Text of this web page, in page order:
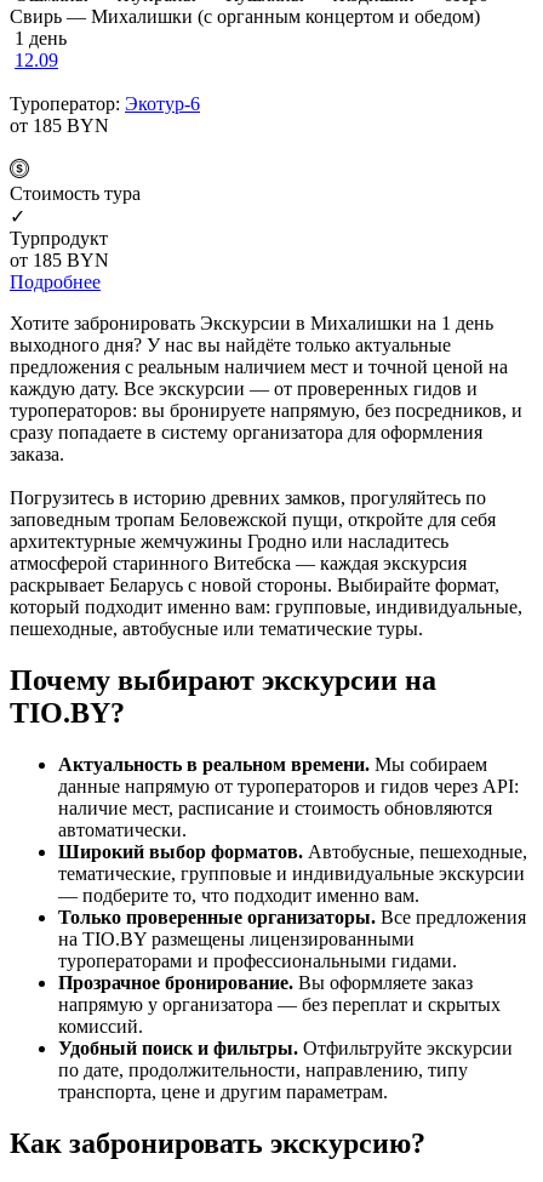
Свирь — Михалишки (с органным концертом и обедом)
1 день
12.09
Туроператор: Экотур-6
от 185 BYN
Cтоимость тура
✓
Турпродукт
от 185 BYN
Подробнее
Хотите забронировать Экскурсии в Михалишки на 1 день
выходного дня? У нас вы найдёте только актуальные
предложения с реальным наличием мест и точной ценой на
каждую дату. Все экскурсии — от проверенных гидов и
туроператоров: вы бронируете напрямую, без посредников, и
сразу попадаете в систему организатора для оформления
заказа.
Погрузитесь в историю древних замков, прогуляйтесь по
заповедным тропам Беловежской пущи, откройте для себя
архитектурные жемчужины Гродно или насладитесь
атмосферой старинного Витебска — каждая экскурсия
раскрывает Беларусь с новой стороны. Выбирайте формат,
который подходит именно вам: групповые, индивидуальные,
пешеходные, автобусные или тематические туры.
Почему выбирают экскурсии на
TIO.BY?
Актуальность в реальном времени. Мы собираем
данные напрямую от туроператоров и гидов через API:
наличие мест, расписание и стоимость обновляются
автоматически.
Широкий выбор форматов. Автобусные, пешеходные,
тематические, групповые и индивидуальные экскурсии
— подберите то, что подходит именно вам.
Только проверенные организаторы. Все предложения
на TIO.BY размещены лицензированными
туроператорами и профессиональными гидами.
Прозрачное бронирование. Вы оформляете заказ
напрямую у организатора — без переплат и скрытых
комиссий.
Удобный поиск и фильтры. Отфильтруйте экскурсии
по дате, продолжительности, направлению, типу
транспорта, цене и другим параметрам.
Как забронировать экскурсию?